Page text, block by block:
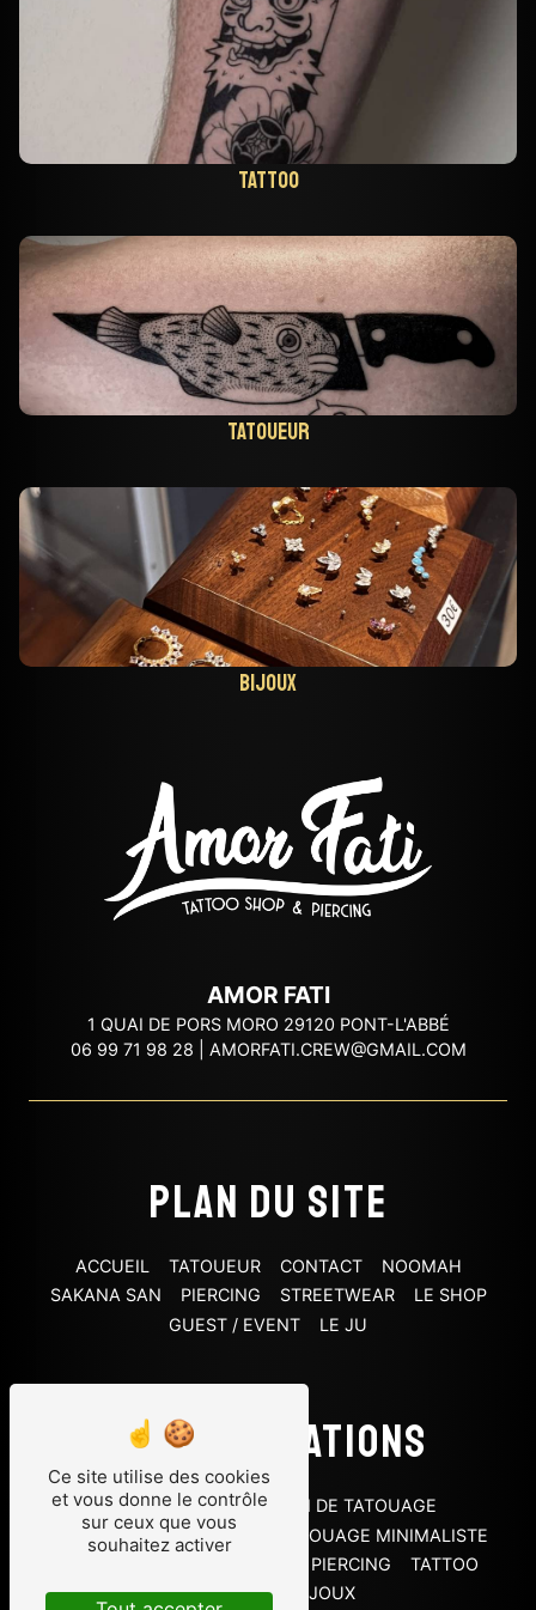
Tattoo
Tatoueur
Bijoux
AMOR FATI
1 QUAI DE PORS MORO 29120 PONT-L'ABBÉ
06 99 71 98 28
AMORFATI.CREW@GMAIL.COM
Plan du site
ACCUEIL TATOUEUR CONTACT
NOOMAH
SAKANA SAN
PIERCING STREETWEAR
LE SHOP
GUEST / EVENT
LE JU
Nos prestations
PIERCING HÉLIX
SALON DE TATOUAGE
TATOUAGE OLD SCHOOL
TATOUAGE MINIMALISTE
PIERCING
TATTOO
TATOUEUR
BIJOUX
Ce site utilise des cookies
et vous donne le contrôle
sur ceux que vous
souhaitez activer